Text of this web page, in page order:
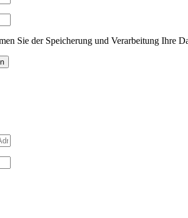
Sie der Speicherung und Verarbeitung Ihre